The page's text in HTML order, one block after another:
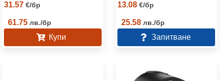
31.57 €/бр
61.75 лв./бр
Купи
13.08 €/бр
25.58 лв./бр
Запитване